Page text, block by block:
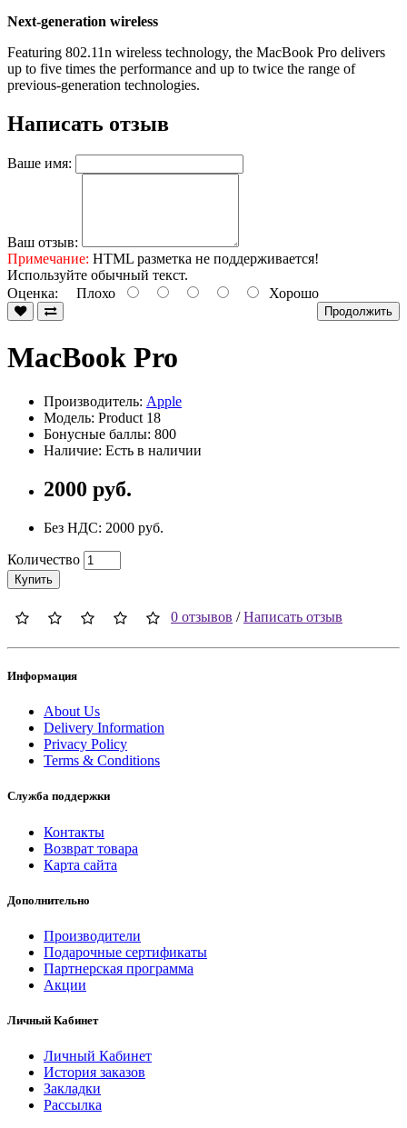
Next-generation wireless
Featuring 802.11n wireless technology, the MacBook Pro delivers
up to five times the performance and up to twice the range of
previous-generation technologies.
Написать отзыв
Ваше имя:
Ваш отзыв:
Примечание: HTML разметка не поддерживается!
Используйте обычный текст.
Оценка: Плохо Хорошо
Продолжить
MacBook Pro
Производитель: Apple
Модель: Product 18
Бонусные баллы: 800
Наличие: Есть в наличии
2000 руб.
Без НДС: 2000 руб.
Количество
Купить
0 отзывов /Написать отзыв
Информация
About Us
Delivery Information
Privacy Policy
Terms & Conditions
Служба поддержки
Контакты
Возврат товара
Карта сайта
Дополнительно
Производители
Подарочные сертификаты
Партнерская программа
Акции
Личный Кабинет
Личный Кабинет
История заказов
Закладки
Рассылка